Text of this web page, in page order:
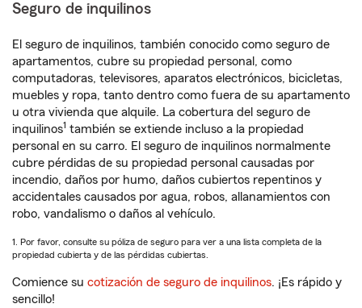
Seguro de inquilinos
El seguro de inquilinos, también conocido como seguro de
apartamentos, cubre su propiedad personal, como
computadoras, televisores, aparatos electrónicos, bicicletas,
muebles y ropa, tanto dentro como fuera de su apartamento
u otra vivienda que alquile. La cobertura del seguro de
inquilinos1 también se extiende incluso a la propiedad
personal en su carro. El seguro de inquilinos normalmente
cubre pérdidas de su propiedad personal causadas por
incendio, daños por humo, daños cubiertos repentinos y
accidentales causados por agua, robos, allanamientos con
robo, vandalismo o daños al vehículo.
1. Por favor, consulte su póliza de seguro para ver a una lista completa de la
propiedad cubierta y de las pérdidas cubiertas.
Comience su cotización de seguro de inquilinos. ¡Es rápido y
sencillo!